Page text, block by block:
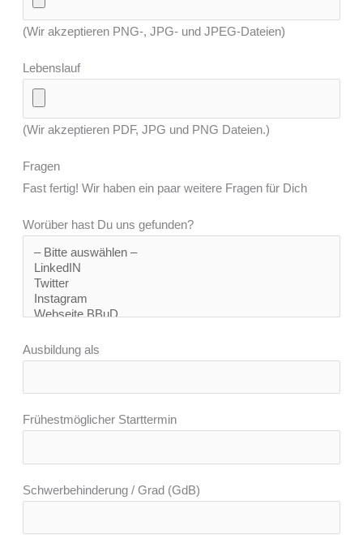
(Wir akzeptieren PNG-, JPG- und JPEG-Dateien)
Lebenslauf
(Wir akzeptieren PDF, JPG und PNG Dateien.)
Fragen
Fast fertig! Wir haben ein paar weitere Fragen für Dich
Worüber hast Du uns gefunden?
Ausbildung als
Frühestmöglicher Starttermin
Schwerbehinderung / Grad (GdB)